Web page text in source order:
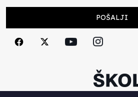
Cuke i djeca
Smiljana Vovna
POŠALJI